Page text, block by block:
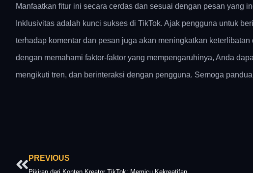
Manfaatkan fitur ini secara cerdas dan sesuai dengan pesan yang
Inklusivitas adalah kunci sukses di TikTok. Ajak pengguna untuk
terhadap komentar dan pesan juga akan meningkatkan
dengan memahami faktor-faktor yang mempengaruhinya, Anda
mengikuti tren, dan berinteraksi dengan pengguna. Semoga
Prev
PREVIOUS